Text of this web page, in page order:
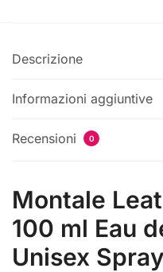
Descrizione
Informazioni aggiuntive
Recensioni 0
Montale
100 ml Eau
Unisex Spray